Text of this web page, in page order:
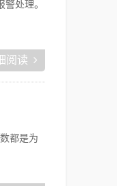
处理。
阅读
都是为